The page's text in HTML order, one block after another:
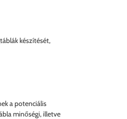
készítését,
a potenciális
minőségi, illetve